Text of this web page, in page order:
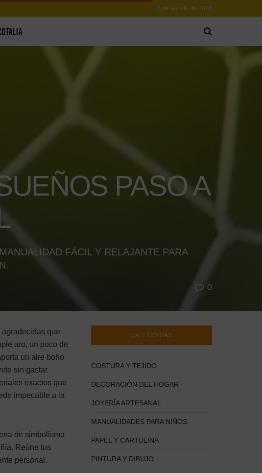
7 de agosto de 2026
PASO A
FÁCIL Y RELAJANTE PARA
0
que
aro, un poco de
un aire boho
sin gastar
exactos que
impecable a la
de simbolismo
Reúne tus
personal.
CATEGORÍAS
COSTURA Y TEJIDO
DECORACIÓN DEL HOGAR
JOYERÍA ARTESANAL
MANUALIDADES PARA NIÑOS
PAPEL Y CARTULINA
PINTURA Y DIBUJO